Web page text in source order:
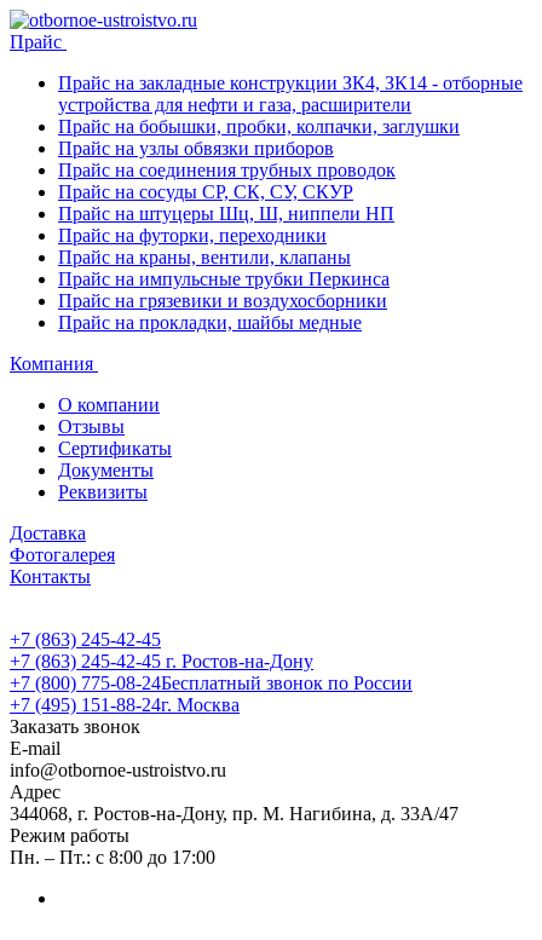
Прайс
Прайс на закладные конструкции ЗК4, ЗК14 - отборные
устройства для нефти и газа, расширители
Прайс на бобышки, пробки, колпачки, заглушки
Прайс на узлы обвязки приборов
Прайс на соединения трубных проводок
Прайс на сосуды СР, СК, СУ, СКУР
Прайс на штуцеры Шц, Ш, ниппели НП
Прайс на футорки, переходники
Прайс на краны, вентили, клапаны
Прайс на импульсные трубки Перкинса
Прайс на грязевики и воздухосборники
Прайс на прокладки, шайбы медные
Компания
О компании
Отзывы
Сертификаты
Документы
Реквизиты
Доставка
Фотогалерея
Контакты
+7 (863) 245-42-45
+7 (863) 245-42-45 г. Ростов-на-Дону
+7 (800) 775-08-24Бесплатный звонок по России
+7 (495) 151-88-24г. Москва
Заказать звонок
E-mail
info@otbornoe-ustroistvo.ru
Адрес
344068, г. Ростов-на-Дону, пр. М. Нагибина, д. 33А/47
Режим работы
Пн. – Пт.: с 8:00 до 17:00